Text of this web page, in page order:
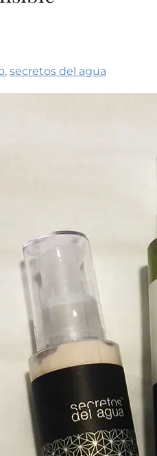
, secretos del agua